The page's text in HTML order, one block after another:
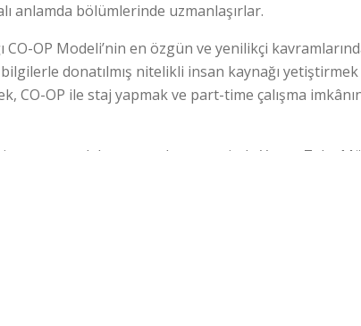
anlamda bölümlerinde uzmanlaşırlar.
OP Modeli’nin en özgün ve yenilikçi
donatılmış nitelikli insan kaynağı
CO-OP ile staj yapmak ve part-time çalışma
laboratuvarları sayesinde Yapay Zeka